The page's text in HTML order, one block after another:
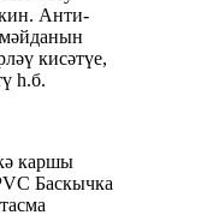
Анти-
кисәтүе,
һ.б.